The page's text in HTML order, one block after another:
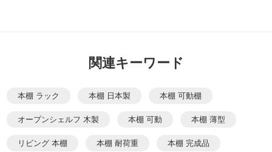
関連キーワード
本棚 ラック 本棚 日本製 本棚 可動棚
オープンシェルフ 木製 本棚 可動 本棚 薄型
リビング 本棚 本棚 耐荷重 本棚 完成品